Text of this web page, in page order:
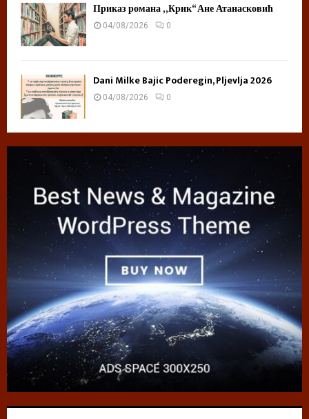
Приказ романа „Крик“ Ане Атанасковић
04/08/2026 0
Dani Milke Bajic Poderegin, Pljevlja 2026
04/08/2026 0